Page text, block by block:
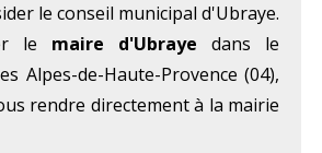
le conseil municipal d'Ubraye.
le maire d'Ubraye dans le
Alpes-de-Haute-Provence (04),
rendre directement à la mairie